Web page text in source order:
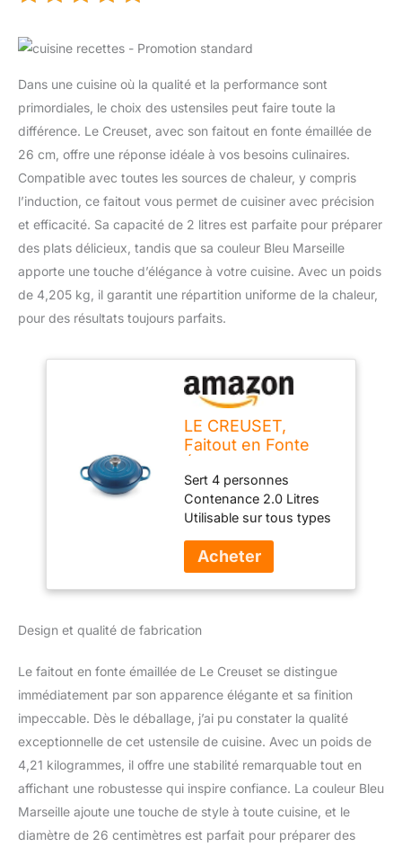
Dans une cuisine où la qualité et la performance sont
primordiales, le choix des ustensiles peut faire toute la
différence. Le Creuset, avec son faitout en fonte émaillée de
26 cm, offre une réponse idéale à vos besoins culinaires.
Compatible avec toutes les sources de chaleur, y compris
l’induction, ce faitout vous permet de cuisiner avec précision
et efficacité. Sa capacité de 2 litres est parfaite pour préparer
des plats délicieux, tandis que sa couleur Bleu Marseille
apporte une touche d’élégance à votre cuisine. Avec un poids
de 4,205 kg, il garantit une répartition uniforme de la chaleur,
pour des résultats toujours parfaits.
LE CREUSET,
Faitout en Fonte
26 cm, 2 L,
Compatible avec
Toutes Sources de
Chaleur (Induction
Incluse), 4.205 kg,
Bleu Marseille
Sert 4 personnes
Contenance 2.0 Litres
Utilisable sur tous types
l'induction Fabriqué en
France Garantie à vie
Température maximale:
</b>: A vie
Litre(s) <b> Matière
</b>: Fonte <b> Couleur
</b>: Marseille
<b>Description du
produit</b>: Le plus
polyvalent - une grande
poêle sautés, la cuisson
et un plat de service.
Parfait pour un large
éventail de plats de
Design et qualité de fabrication
Le faitout en fonte émaillée de Le Creuset se distingue
immédiatement par son apparence élégante et sa finition
impeccable. Dès le déballage, j’ai pu constater la qualité
exceptionnelle de cet ustensile de cuisine. Avec un poids de
4,21 kilogrammes, il offre une stabilité remarquable tout en
affichant une robustesse qui inspire confiance. La couleur Bleu
Marseille ajoute une touche de style à toute cuisine, et le
diamètre de 26 centimètres est parfait pour préparer des